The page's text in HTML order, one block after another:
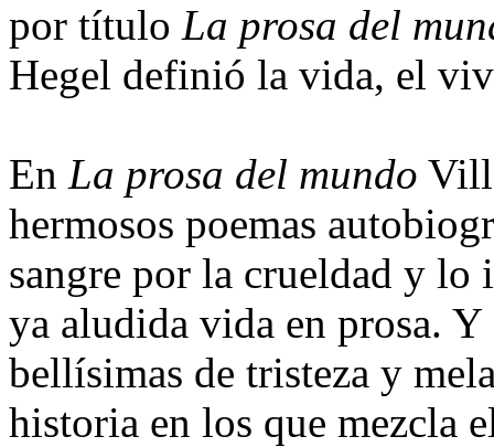
por título La prosa del
Hegel definió la vida, el
En La prosa del mundo
hermosos poemas
sangre por la crueldad y
ya aludida vida en prosa.
bellísimas de tristeza y
historia en los que mezcla